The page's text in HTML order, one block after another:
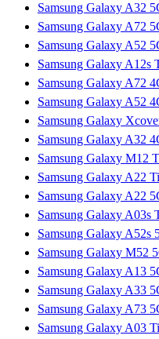
Samsung Galaxy A32
Samsung Galaxy A72
Samsung Galaxy A52
Samsung Galaxy A12s
Samsung Galaxy A72
Samsung Galaxy A52
Samsung Galaxy
Samsung Galaxy A32
Samsung Galaxy M12
Samsung Galaxy A22
Samsung Galaxy A22
Samsung Galaxy A03s
Samsung Galaxy A52s
Samsung Galaxy M52
Samsung Galaxy A13
Samsung Galaxy A33
Samsung Galaxy A73
Samsung Galaxy A03